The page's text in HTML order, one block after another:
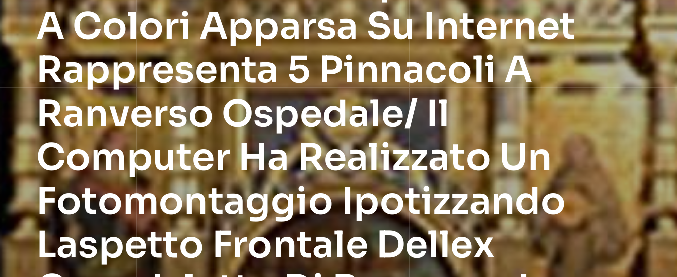
A Colori Apparsa Su Internet
Rappresenta 5 Pinnacoli A
Ranverso Ospedale/ Il
Computer Ha Realizzato Un
Fotomontaggio Ipotizzando
Laspetto Frontale Dellex